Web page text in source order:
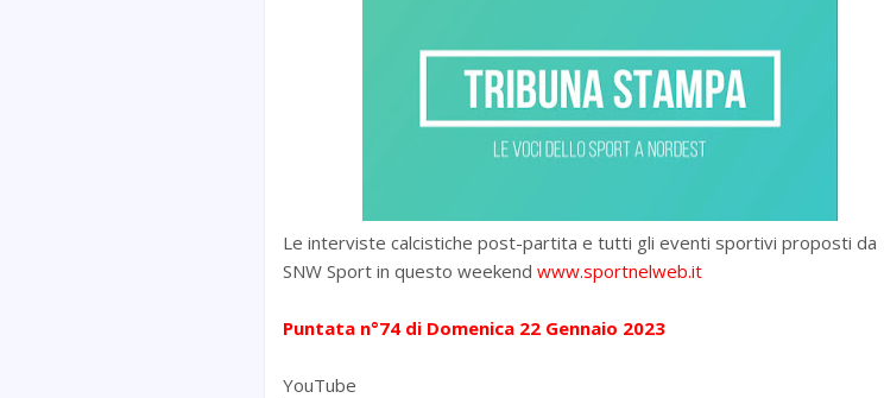
Le interviste calcistiche post-partita e tutti gli eventi sportivi proposti da
SNW Sport in questo weekend www.sportnelweb.it
Puntata n°74 di Domenica 22 Gennaio 2023
YouTube